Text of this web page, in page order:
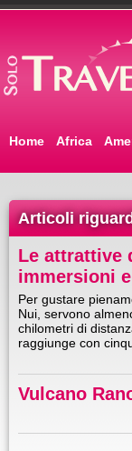
Home Africa
Articoli
Le attrattive
immersioni
Per gustare
Nui, servono
chilometri di
raggiunge con
Vulcano